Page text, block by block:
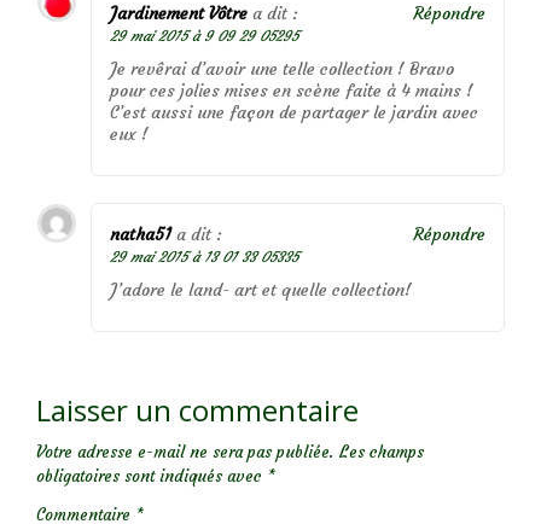
Jardinement Vôtre a dit :
29 mai 2015 à 9 09 29 05295
Je revêrai d’avoir une telle collection ! Bravo
pour ces jolies mises en scène faite à 4 mains !
C’est aussi une façon de partager le jardin avec
eux !
Répondre
natha51 a dit :
29 mai 2015 à 13 01 33 05335
J’adore le land- art et quelle collection!
Répondre
Laisser un commentaire
Votre adresse e-mail ne sera pas publiée. Les champs
obligatoires sont indiqués avec *
Commentaire *